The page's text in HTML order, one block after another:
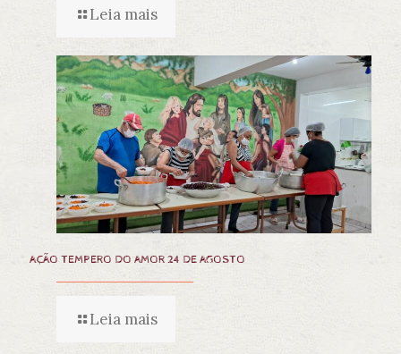
Leia mais
AÇÃO TEMPERO DO AMOR 24 DE AGOSTO
Leia mais